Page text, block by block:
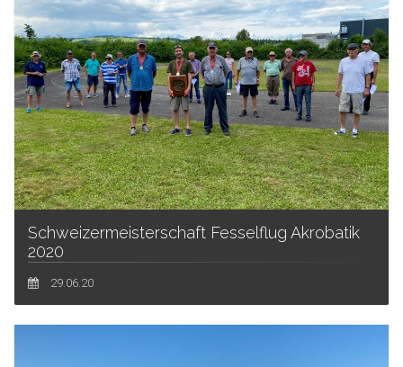
Schweizermeisterschaft Fesselflug Akrobatik
2020
29.06.20